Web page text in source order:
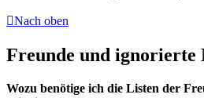
Nach oben
Freunde und
Wozu benötige ich die Listen der